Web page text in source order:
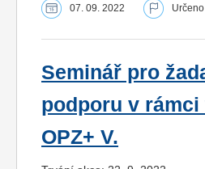
07. 09. 2022
Seminář pro
podporu v rámci
OPZ+ V.